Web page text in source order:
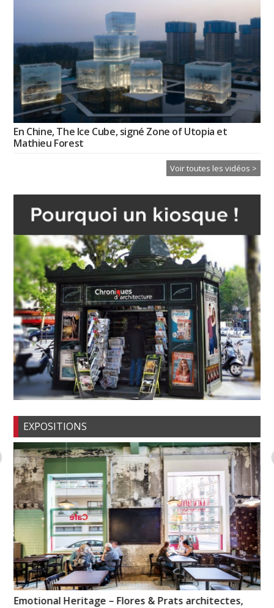
En Chine, The Ice Cube, signé Zone of Utopia et
Mathieu Forest
Voir toutes les vidéos >
EXPOSITIONS
Emotional Heritage – Flores & Prats architectes,